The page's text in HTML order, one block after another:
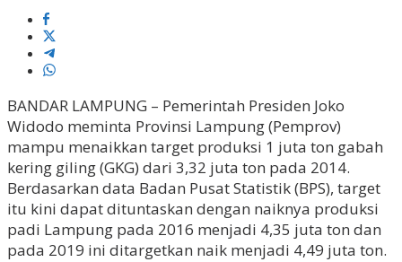
BANDAR LAMPUNG – Pemerintah Presiden Joko
Widodo meminta Provinsi Lampung (Pemprov)
mampu menaikkan target produksi 1 juta ton gabah
kering giling (GKG) dari 3,32 juta ton pada 2014.
Berdasarkan data Badan Pusat Statistik (BPS), target
itu kini dapat dituntaskan dengan naiknya produksi
padi Lampung pada 2016 menjadi 4,35 juta ton dan
pada 2019 ini ditargetkan naik menjadi 4,49 juta ton.